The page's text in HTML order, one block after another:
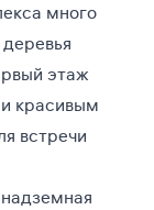
много
этаж
красивым
встречи